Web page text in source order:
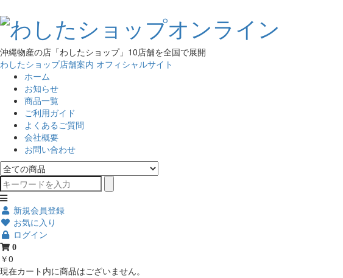
沖縄物産の店「わしたショップ」10店舗を全国で展開
わしたショップ店舗案内 オフィシャルサイト
ホーム
お知らせ
商品一覧
ご利用ガイド
よくあるご質問
会社概要
お問い合わせ
新規会員登録
お気に入り
ログイン
0
￥0
現在カート内に商品はございません。